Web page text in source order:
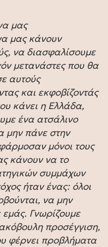
μας
μας κάνουν
να διασφαλίσουμε
μετανάστες που θα
αυτούς
και εκφοβίζοντάς
κάνει η Ελλάδα,
ένα ατσάλινο
μην πάνε στην
μόνοι τους
κάνουν να το
συμμάχων
ήταν ένας: όλοι
να μην
Γνωρίζουμε
προσέγγιση,
φέρνει προβλήματα